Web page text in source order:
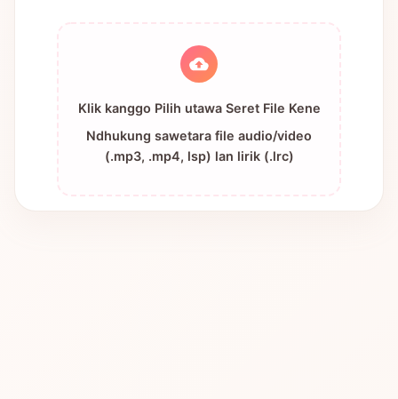
Klik kanggo Pilih utawa Seret File Kene
Ndhukung sawetara file audio/video
(.mp3, .mp4, lsp) lan lirik (.lrc)